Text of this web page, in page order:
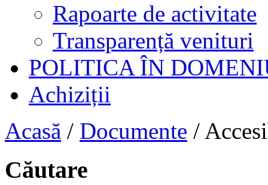
Rapoarte de activitate
Transparență venituri
POLITICA ÎN
Achiziții
Acasă / Documente /
Căutare